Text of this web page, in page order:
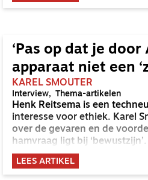
‘Pas op dat je door
apparaat niet een
KAREL SMOUTER
Interview Thema-artikelen
Henk Reitsema is een
interesse voor ethiek. Karel
over de gevaren en de
hamvraag ligt bij
voelen, vinden wij al heel
LEES ARTIKEL